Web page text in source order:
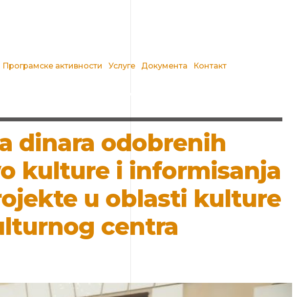
Програмске активности Услуге Документа Контакт
dinara odobrenih
kulture i informisanja
u oblasti kulture
centra